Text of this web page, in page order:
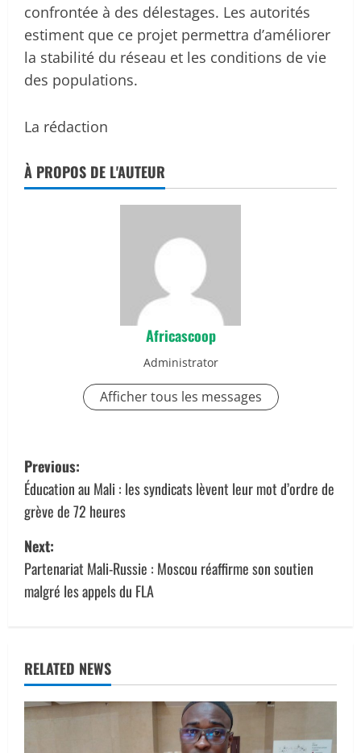
confrontée à des délestages. Les autorités
estiment que ce projet permettra d’améliorer
la stabilité du réseau et les conditions de vie
des populations.
La rédaction
À PROPOS DE L'AUTEUR
Africascoop
Administrator
Afficher tous les messages
P
o
s
t
n
v
i
g
Previous:
Éducation au Mali : les syndicats lèvent leur mot d’ordre de
grève de 72 heures
Next:
Partenariat Mali-Russie : Moscou réaffirme son soutien
malgré les appels du FLA
RELATED NEWS